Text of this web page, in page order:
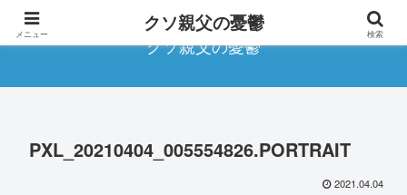
クソ親父の憂鬱
PXL_20210404_005554826.PORTRAIT
2021.04.04
メニュー クソ親父の憂鬱 検索